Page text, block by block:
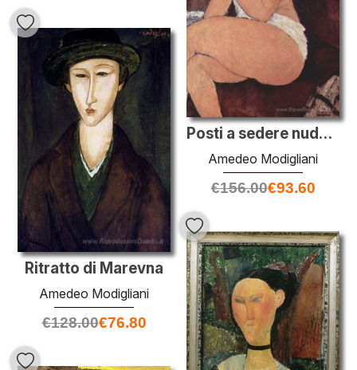
Posti a sedere nudo su un divano
Amedeo Modigliani
€156.00€93.60
Ritratto di Marevna
Amedeo Modigliani
€128.00€76.80